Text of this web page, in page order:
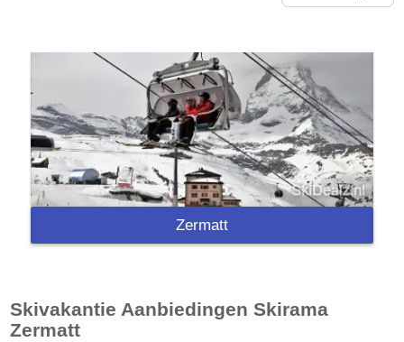
Zermatt
Skivakantie Aanbiedingen Skirama
Zermatt